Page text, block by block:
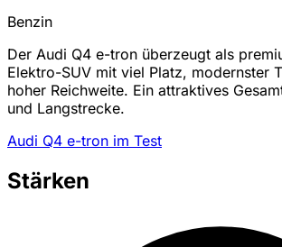
Benzin
Der Audi Q4 e-tron überzeugt als
Elektro-SUV mit viel Platz, modernster
hoher Reichweite. Ein attraktives
und Langstrecke.
Audi Q4 e-tron im Test
Stärken